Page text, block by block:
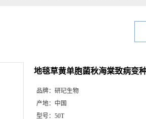
地毯草黄单胞菌秋海棠致病变
品牌： 研玘生物
产地： 中国
型号： 50T